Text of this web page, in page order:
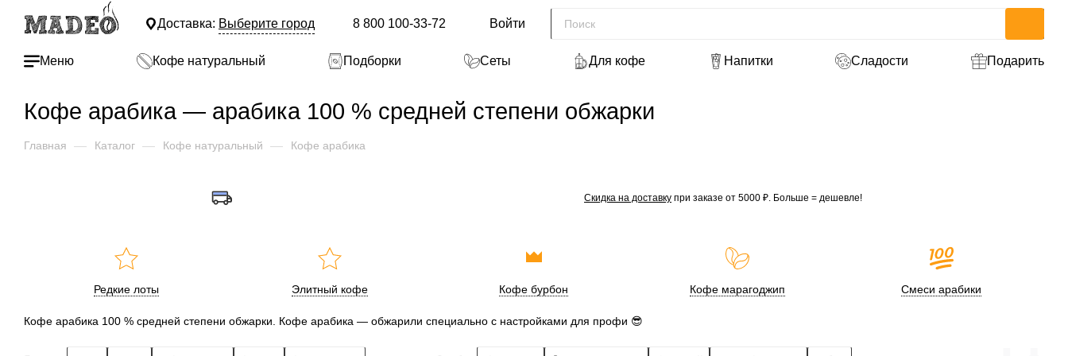
Доставка: Выберите город 8 800 100-33-72 Войти
Меню Кофе натуральный Подборки Сеты Для кофе Напитки Сладости Подарить
Кофе арабика — арабика 100 % средней степени обжарки
Главная — Каталог — Кофе натуральный — Кофе арабика
Скидка на доставку при заказе от 5000 ₽. Больше = дешевле!
Редкие лоты Элитный кофе Кофе бурбон Кофе марагоджип Смеси арабики
Кофе арабика 100 % средней степени обжарки. Кофе арабика — обжарили специально с настройками для профи 😎